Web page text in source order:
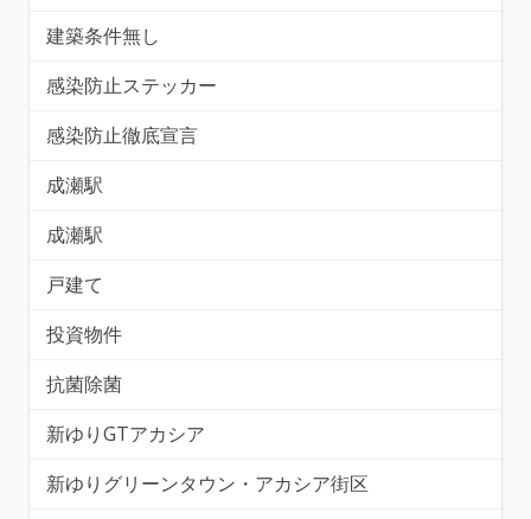
建築条件無し
感染防止ステッカー
感染防止徹底宣言
成瀬駅
成瀬駅
戸建て
投資物件
抗菌除菌
新ゆりGTアカシア
新ゆりグリーンタウン・アカシア街区